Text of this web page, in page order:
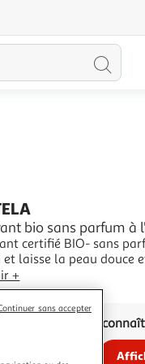
bio sans parfum à
certifié BIO- sans
la peau douce et hydratée.
les cheveux de toute la
+
Vous voulez
sans accepter